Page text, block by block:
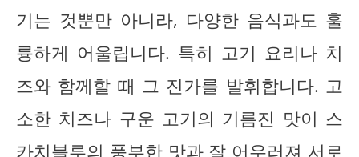
기는 것뿐만 아니라, 다양한 음식과도 훌
륭하게 어울립니다. 특히 고기 요리나 치
즈와 함께할 때 그 진가를 발휘합니다. 고
소한 치즈나 구운 고기의 기름진 맛이 스
카치블루의 풍부한 맛과 잘 어우러져 서로